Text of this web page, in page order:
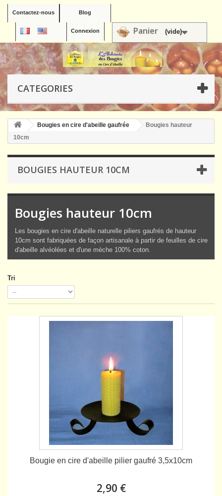
Contactez-nous Blog
Panier (vide)
Connexion
CATEGORIES
Bougies en cire d'abeille gaufrée
Bougies hauteur
10cm
BOUGIES HAUTEUR 10CM
Bougies hauteur 10cm
Les bougies en cire d'abeille naturelle piliers gaufrés de hauteur
10cm sont fabriquées de façon artisanale à partir de feuilles de cire
d'abeille alvéolées et d'une mèche 100% coton.
Tri
Bougie en cire d'abeille pilier gaufré 3,5x10cm
2,90 €